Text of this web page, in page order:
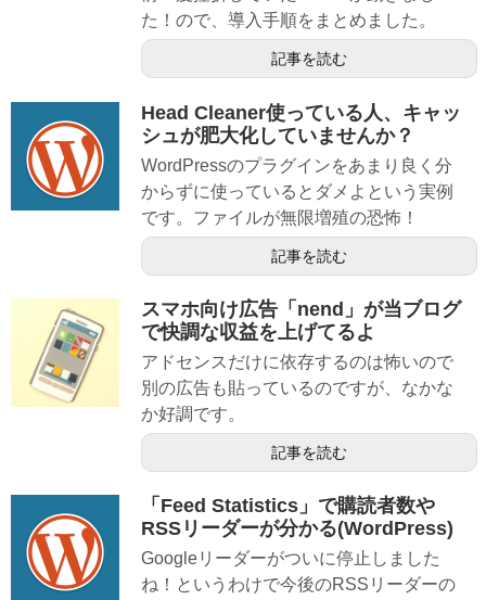
た！ので、導入手順をまとめました。
記事を読む
Head Cleaner使っている人、キャッ
シュが肥大化していませんか？
WordPressのプラグインをあまり良く分
からずに使っているとダメよという実例
です。ファイルが無限増殖の恐怖！
記事を読む
スマホ向け広告「nend」が当ブログ
で快調な収益を上げてるよ
アドセンスだけに依存するのは怖いので
別の広告も貼っているのですが、なかな
か好調です。
記事を読む
「Feed Statistics」で購読者数や
RSSリーダーが分かる(WordPress)
Googleリーダーがついに停止しました
ね！というわけで今後のRSSリーダーの